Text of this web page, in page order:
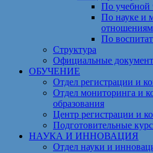
По учебной
По науке и
отношениям
По
Структура
Официальные
ОБУЧЕНИЕ
Отдел регистрации и
Отдел мониторинга и
образования
Центр регистрации и
Подготовительные
НАУКА И ИННОВАЦИЯ
Отдел науки и